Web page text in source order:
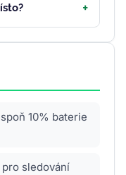
10% baterie
sledování